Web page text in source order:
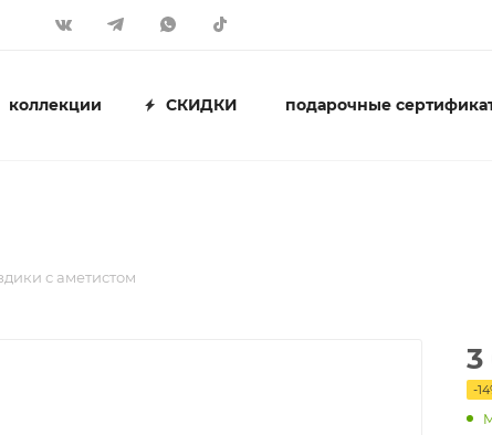
коллекции СКИДКИ подарочные
с аметистом
3
-14